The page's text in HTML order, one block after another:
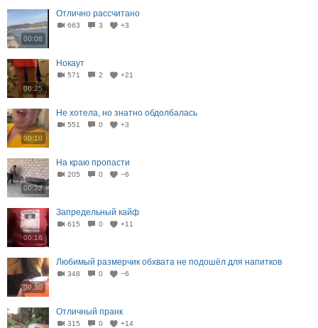
00:08
Отлично рассчитано
663 3 +3
00:25
Нокаут
571 2 +21
00:10
Не хотела, но знатно обдолбалась
551 0 +3
00:23
На краю пропасти
205 0 −6
00:16
Запредельный кайф
615 0 +11
00:30
Любимый размерчик обхвата не подошёл для напитков
348 0 −6
Отличный пранк
315 0 +14